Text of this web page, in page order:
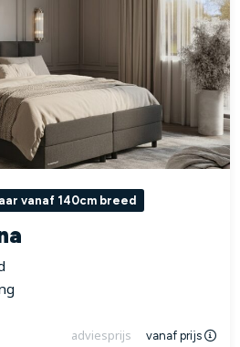
vanaf 140cm breed
adviesprijs vanaf prijs